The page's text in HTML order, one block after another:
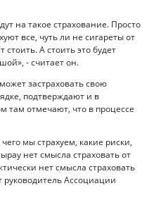
на такое страхование. Просто
все, чуть ли не сигареты от
стоить. А стоить это будет
- считает он.
застраховать свою
подтверждают и в
там отмечают, что в процессе
мы страхуем, какие риски,
нет смысла страховать от
нет смысла страховать
руководитель Ассоциации